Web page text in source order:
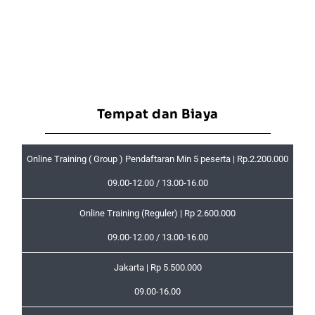
Tempat dan Biaya
Online Training ( Group ) Pendaftaran Min 5 peserta | Rp.2.200.000
09.00-12.00 / 13.00-16.00
Online Training (Reguler) | Rp 2.600.000
09.00-12.00 / 13.00-16.00
Jakarta | Rp 5.500.000
09.00-16.00